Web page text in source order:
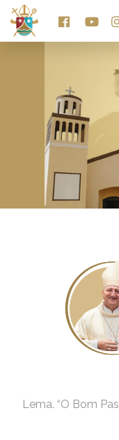
Lema. “O Bom